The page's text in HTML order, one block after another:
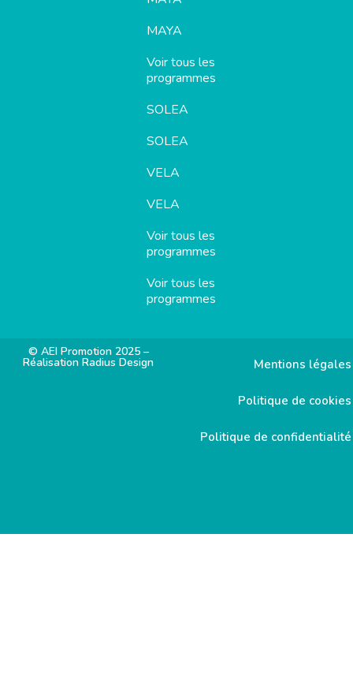
MAYA
Voir tous les
programmes
SOLEA
SOLEA
VELA
VELA
Voir tous les
programmes
Voir tous les
programmes
© AEI Promotion 2025 –
Réalisation Radius Design Mentions légales
Politique de cookies
Politique de confidentialité